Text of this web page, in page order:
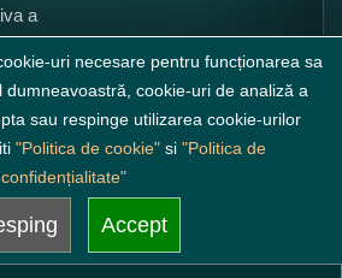
a
uri necesare pentru funcționarea sa
dumneavoastră, cookie-uri de analiză a
sau respinge utilizarea cookie-urilor
"Politica de cookie" si "Politica de
confidențialitate"
Accept